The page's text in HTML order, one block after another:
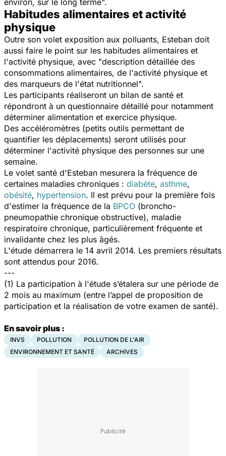
Habitudes alimentaires et activité
physique
Outre son volet exposition aux polluants, Esteban doit
aussi faire le point sur les habitudes alimentaires et
l'activité physique, avec "description détaillée des
consommations alimentaires, de l'activité physique et
des marqueurs de l'état nutritionnel".
Les participants réaliseront un bilan de santé et
répondront à un questionnaire détaillé pour notamment
déterminer alimentation et exercice physique.
Des accéléromètres (petits outils permettant de
quantifier les déplacements) seront utilisés pour
déterminer l'activité physique des personnes sur une
semaine.
Le volet santé d'Esteban mesurera la fréquence de
certaines maladies chroniques : diabète, asthme,
obésité, hypertension. Il est prévu pour la première fois
d'estimer la fréquence de la BPCO (broncho-
pneumopathie chronique obstructive), maladie
respiratoire chronique, particulièrement fréquente et
invalidante chez les plus âgés.
L'étude démarrera le 14 avril 2014. Les premiers résultats
sont attendus pour 2016.
---
(1) La participation à l'étude sʼétalera sur une période de
2 mois au maximum (entre lʼappel de proposition de
participation et la réalisation de votre examen de santé).
En savoir plus :
INVS POLLUTION
POLLUTION DE L'AIR
ENVIRONNEMENT ET SANTÉ
ARCHIVES